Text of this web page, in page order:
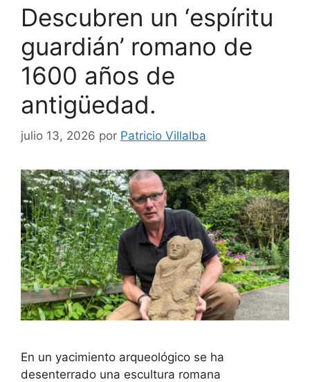
Descubren un ‘espíritu
guardián’ romano de
1600 años de
antigüedad.
julio 13, 2026 por Patricio Villalba
En un yacimiento arqueológico se ha
desenterrado una escultura romana